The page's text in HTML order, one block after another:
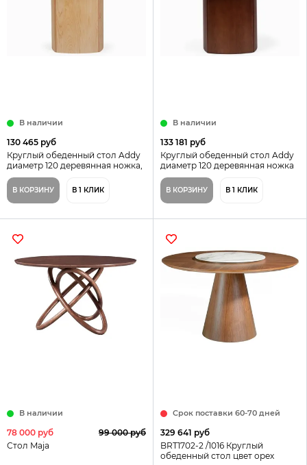
В наличии
130 465 руб
Круглый обеденный стол Addy
диаметр 120 деревянная ножка,
столешница из камня
В КОРЗИНУ В 1 КЛИК
В наличии
133 181 руб
Круглый обеденный стол Addy
диаметр 120 деревянная ножка
и каменная столешница
В КОРЗИНУ В 1 КЛИК
В наличии
78 000 руб
99 000 руб
Стол Maja
Срок поставки 60-70 дней
329 641 руб
BRT1702-2 /1016 Круглый
обеденный стол цвет орех